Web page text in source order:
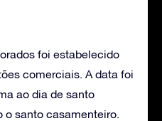
foi estabelecido
comerciais. A data foi
ao dia de santo
o santo casamenteiro.